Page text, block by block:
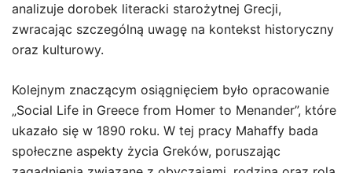
analizuje dorobek literacki starożytnej Grecji,
zwracając szczególną uwagę na kontekst historyczny
oraz kulturowy.
Kolejnym znaczącym osiągnięciem było opracowanie
„Social Life in Greece from Homer to Menander”, które
ukazało się w 1890 roku. W tej pracy Mahaffy bada
społeczne aspekty życia Greków, poruszając